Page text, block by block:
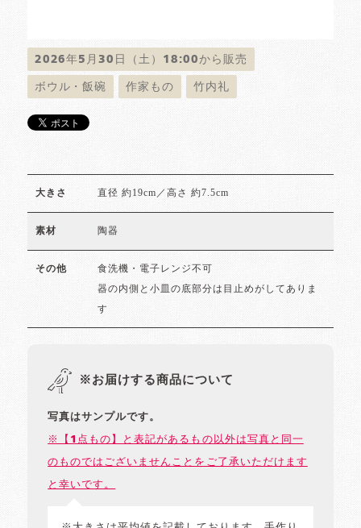
2026年5月30日（土）18:00から販売
ボウル・飯碗 作家もの 竹内礼
大きさ 直径 約19cm／高さ 約7.5cm
素材 陶器
その他 食洗機・電子レンジ不可
器の内側と小皿の底部分は目止めがしてありま
す
※お届けする商品について
写真はサンプルです。
※【1点もの】と表記があるもの以外は写真と同一
のものではございませんことをご了承いただけます
と幸いです。